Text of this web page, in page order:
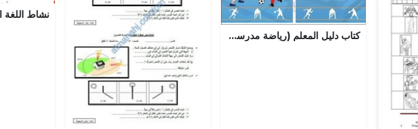
كتاب دليل المعلم (رياضة مدرسية) الأول